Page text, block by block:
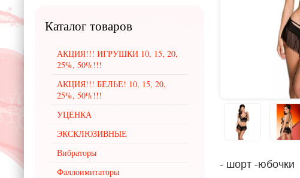
- шорт -юбочки
Каталог товаров
АКЦИЯ!!! ИГРУШКИ 10, 15, 20,
25%, 50%!!!
АКЦИЯ!!! БЕЛЬЕ! 10, 15, 20,
25%, 50%!!!
УЦЕНКА
ЭКСКЛЮЗИВНЫЕ
Вибраторы
Фаллоимитаторы